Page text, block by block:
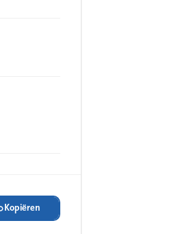
Kopiëren